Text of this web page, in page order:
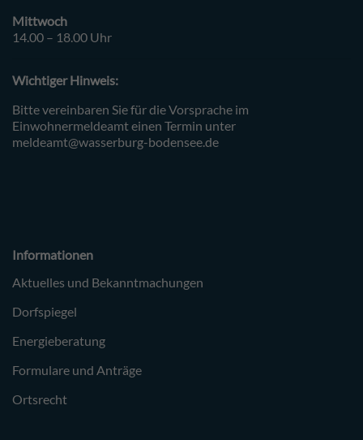
Mittwoch
14.00 – 18.00 Uhr
Wichtiger Hinweis:
Bitte vereinbaren Sie für die Vorsprache im
Einwohnermeldeamt einen Termin unter
meldeamt@wasserburg-bodensee.de
Informationen
Aktuelles und Bekanntmachungen
Dorfspiegel
Energieberatung
Formulare und Anträge
Ortsrecht